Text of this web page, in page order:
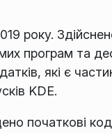
року.
програм та
які є
KDE.
початкові